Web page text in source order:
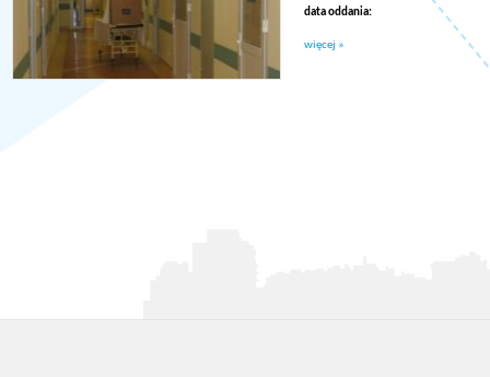
data oddania:
więcej »